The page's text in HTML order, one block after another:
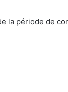
la période de